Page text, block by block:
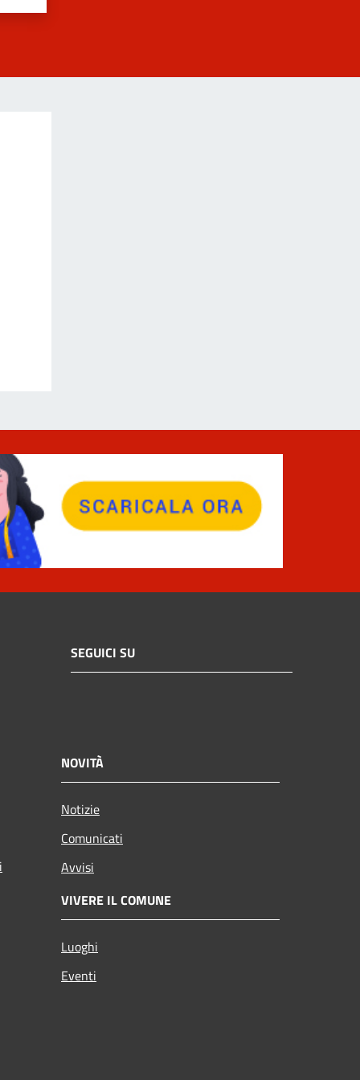
SEGUICI SU
NOVITÀ
Notizie
Comunicati
Avvisi
VIVERE IL COMUNE
Luoghi
Eventi